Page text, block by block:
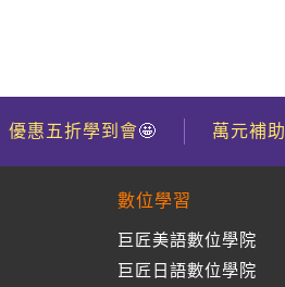
優惠五折學到會🤩 萬元補助
數位學習
巨匠美語數位學院
巨匠日語數位學院